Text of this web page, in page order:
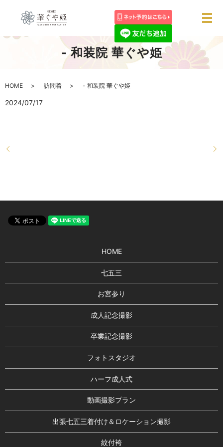
メ
- 和装院 華ぐや姫
HOME 訪問着 - 和装院 華ぐや姫
2024/07/17
HOME
七五三
お宮参り
成人記念撮影
卒業記念撮影
フォトスタジオ
ハーフ成人式
動画撮影プラン
出張七五三着付け＆ロケーション撮影
紋付袴